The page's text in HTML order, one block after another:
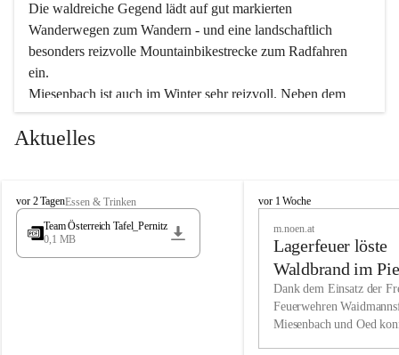
Die waldreiche Gegend lädt auf gut markierten
Wanderwegen zum Wandern - und eine landschaftlich
besonders reizvolle Mountainbikestrecke zum Radfahren
ein.
Miesenbach ist auch im Winter sehr reizvoll. Neben dem
Eisstockschießen gibt es auf dem nahe gelegenen Unterberg
wunderschöne Naturschneepisten, die zum Schifahren oder
vielfältige Angebot unserer Kulturvereine.
Überzeugen Sie sich selbst, dass Sie in Miesenbach sowie
in den Beherbergungsbetrieben, Gaststätten und urigen
Wir kennen Miesenbach als lebens- und liebenswerten Ort.
Tradition und Innovation werden ebenso groß geschrieben
Aktuelles
M
i
s
vor 2 TagenEssen & Trinken
Team Österreich Tafel_Pernitz
0,1 MB
M
h
vor 1 Woche
m.noen.at
Lagerfeuer löste
Waldbrand im
aus
Dank dem Einsatz der
Feuerwehren
Miesenbach und Oed